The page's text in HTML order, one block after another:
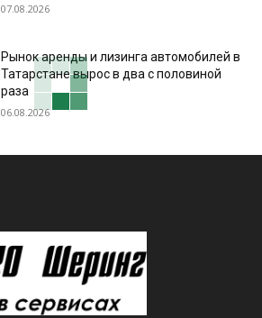
07.08.2026
Рынок аренды и лизинга автомобилей в
Татарстане вырос в два с половиной
раза
06.08.2026